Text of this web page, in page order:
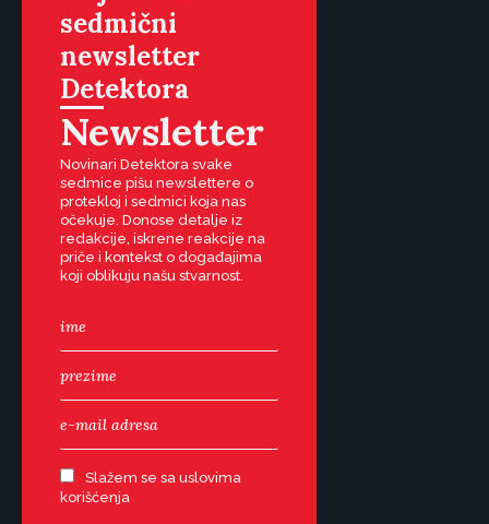
sedmični
newsletter
Detektora
Newsletter
Novinari Detektora svake
sedmice pišu newslettere o
protekloj i sedmici koja nas
očekuje. Donose detalje iz
redakcije, iskrene reakcije na
priče i kontekst o događajima
koji oblikuju našu stvarnost.
Slažem se sa uslovima
korišćenja